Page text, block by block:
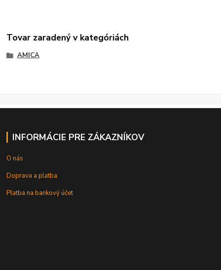
Tovar zaradený v kategóriách
AMICA
INFORMÁCIE PRE ZÁKAZNÍKOV
O nás
Doprava a platba
Platba na bankový účet